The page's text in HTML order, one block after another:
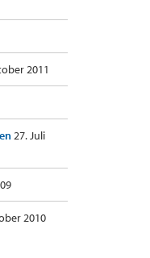
2011
27. Juli
2010